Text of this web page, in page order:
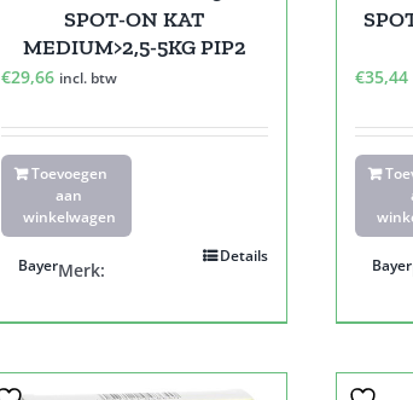
SPOT-ON KAT
MEDIUM>2,5-5KG PIP2
€29,66 incl. btw
Toevoegen
aan
winkelwagen
Details
Merk:
Bayer
€35,44
Bayer